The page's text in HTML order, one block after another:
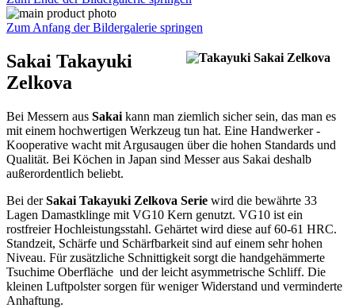
Zum Anfang der Bildergalerie springen
Sakai Takayuki
Zelkova
Bei Messern aus Sakai kann man ziemlich sicher sein, das man es
mit einem hochwertigen Werkzeug tun hat. Eine Handwerker -
Kooperative wacht mit Argusaugen über die hohen Standards und
Qualität. Bei Köchen in Japan sind Messer aus Sakai deshalb
außerordentlich beliebt.
Bei derSakai Takayuki Zelkova Serie wird die bewährte 33
Lagen Damastklinge mit VG10 Kern genutzt. VG10 ist ein
rostfreier Hochleistungsstahl. Gehärtet wird diese auf 60-61 HRC.
Standzeit, Schärfe und Schärfbarkeit sind auf einem sehr hohen
Niveau. Für zusätzliche Schnittigkeit sorgt die handgehämmerte
Tsuchime Oberfläche und der leicht asymmetrische Schliff. Die
kleinen Luftpolster sorgen für weniger Widerstand und verminderte
Anhaftung.